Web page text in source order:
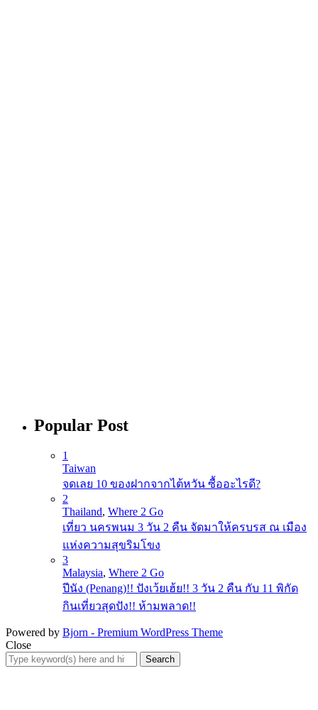
Popular Post
1
Taiwan
จดเลย 10 ของฝากจากไต้หวัน ซื้ออะไรดี?
2
Thailand, Where 2 Go
เที่ยว นครพนม 3 วัน 2 คืน จัดมาให้ครบรส ณ เมือง
แห่งความสุขริมโขง
3
Malaysia, Where 2 Go
ปีนัง (Penang)!! ปังเว้ยเฮ้ย!! 3 วัน 2 คืน กับ 11 พิกัด
กินเที่ยวสุดปัง!! ห้ามพลาด!!
Powered by Bjorn - Premium WordPress Theme
Close